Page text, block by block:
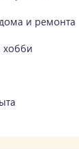
и ремонта
хобби